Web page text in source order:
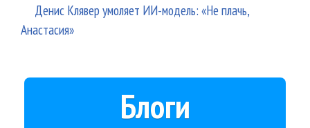
Денис Клявер умоляет ИИ-модель: «Не плачь,
Анастасия»
Блоги